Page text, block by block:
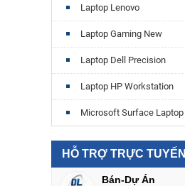
Laptop Lenovo
Laptop Gaming New
Laptop Dell Precision
Laptop HP Workstation
Microsoft Surface Laptop
HỖ TRỢ TRỰC TUYẾN
Bán-Dự Án